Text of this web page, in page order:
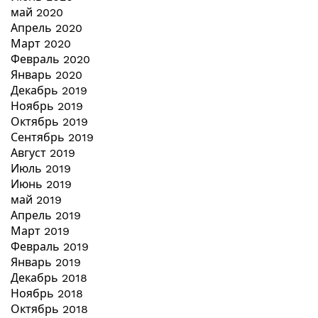
май 2020
Апрель 2020
Март 2020
Февраль 2020
Январь 2020
Декабрь 2019
Ноябрь 2019
Октябрь 2019
Сентябрь 2019
Август 2019
Июль 2019
Июнь 2019
май 2019
Апрель 2019
Март 2019
Февраль 2019
Январь 2019
Декабрь 2018
Ноябрь 2018
Октябрь 2018